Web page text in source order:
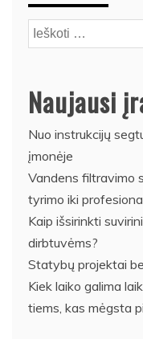
Ieškoti:
Naujausi
Nuo instrukcijų
įmonėje
Vandens filtravimo
tyrimo iki
Kaip išsirinkti
dirbtuvėms?
Statybų projektai
Kiek laiko galima
tiems, kas mėgsta